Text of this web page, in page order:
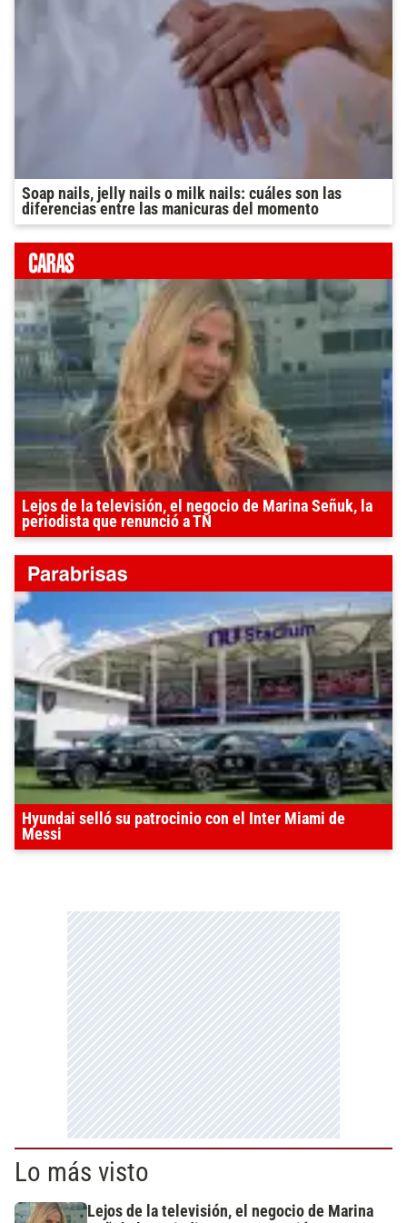
Soap nails, jelly nails o milk nails: cuáles son las
diferencias entre las manicuras del momento
Lejos de la televisión, el negocio de Marina Señuk, la
periodista que renunció a TN
Hyundai selló su patrocinio con el Inter Miami de
Messi
Lo más visto
Lejos de la televisión, el negocio de Marina